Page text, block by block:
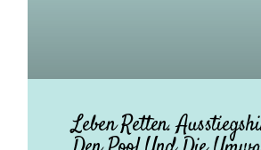
Leben Retten.